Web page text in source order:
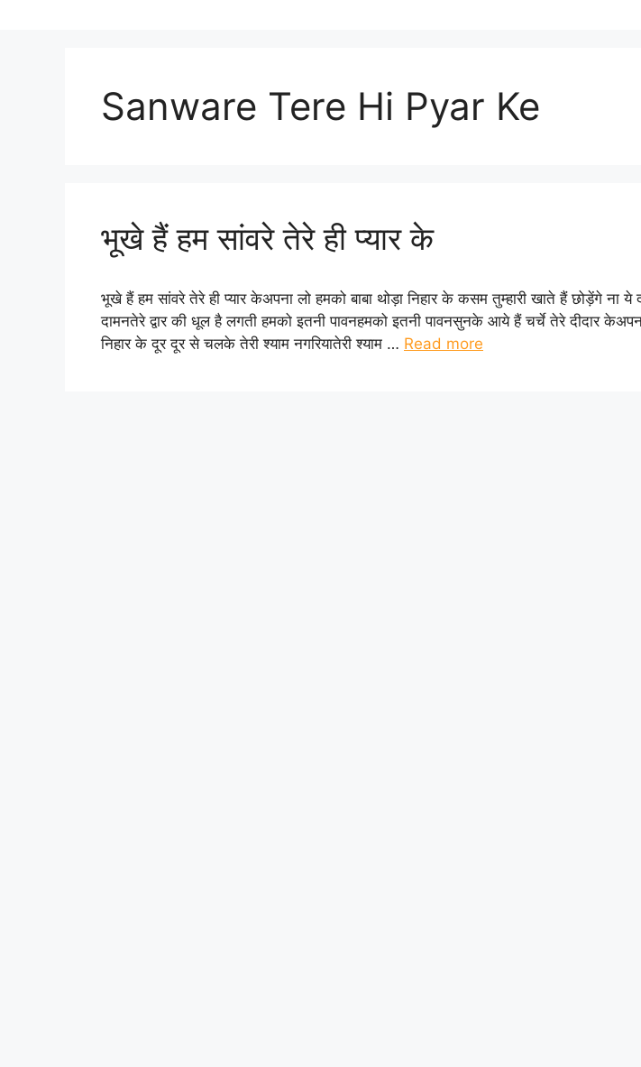
Sanware Tere Hi Pyar Ke
भूखे हैं हम सांवरे तेरे ही प्यार के
भूखे हैं हम सांवरे तेरे ही प्यार केअपना लो हमको बाबा थोड़ा निहार के कसम तुम्हारी खाते हैं छोड़ेंगे ना ये
दामनतेरे द्वार की धूल है लगती हमको इतनी पावनहमको इतनी पावनसुनके आये हैं चर्चे तेरे दीदार
निहार के दूर दूर से चलके तेरी श्याम नगरियातेरी श्याम … Read more